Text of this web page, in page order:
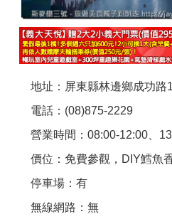
APP下載
地址：屏東縣林邊鄉成功路
電話：(08)875-2229
營業時間：08:00-12:00、
價位：免費參觀，DIY鱈魚
停車場：有
無線網路：無